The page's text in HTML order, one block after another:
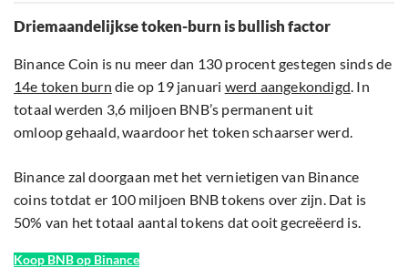
Driemaandelijkse token-burn is bullish factor
Binance Coin is nu meer dan 130 procent gestegen sinds de
14e token burn die op 19 januari werd aangekondigd . In
totaal werden 3,6 miljoen BNB’s permanent uit
omloop gehaald, waardoor het token schaarser werd.
Binance zal doorgaan met het vernietigen van Binance
coins totdat er 100 miljoen BNB tokens over zijn. Dat is
50% van het totaal aantal tokens dat ooit gecreëerd is.
Koop BNB op Binance